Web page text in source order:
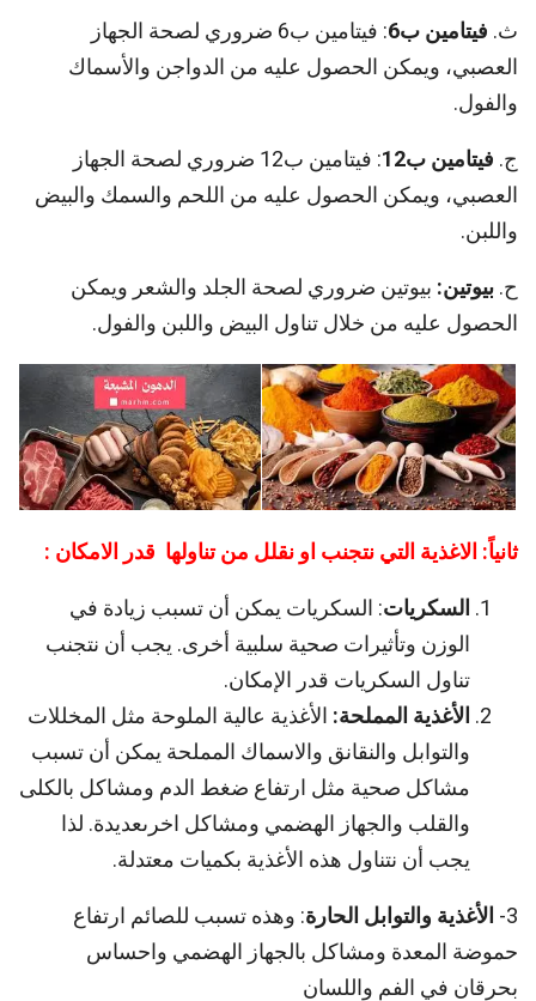
ث. فيتامين ب6
: فيتامين ب6 ضروري لصحة الجهاز
العصبي، ويمكن الحصول عليه من الدواجن والأسماك
والفول.
ج. فيتامين ب12
: فيتامين ب12 ضروري لصحة الجهاز
العصبي، ويمكن الحصول عليه من اللحم والسمك والبيض
واللبن.
ح. بيوتين: بيوتين ضروري لصحة الجلد والشعر ويمكن
الحصول عليه من خلال تناول البيض واللبن والفول.
ثانياً: الاغذية التي نتجنب او نقلل من تناولها قدر الامكان :
السكريات: السكريات يمكن أن تسبب زيادة في
الوزن وتأثيرات صحية سلبية أخرى. يجب أن نتجنب
تناول السكريات قدر الإمكان.
الأغذية المملحة: الأغذية عالية الملوحة مثل المخللات
والتوابل والنقانق والاسماك المملحة يمكن أن تسبب
مشاكل صحية مثل ارتفاع ضغط الدم ومشاكل بالكلى
والقلب والجهاز الهضمي ومشاكل اخرىعديدة. لذا
يجب أن نتناول هذه الأغذية بكميات معتدلة.
3- الأغذية والتوابل الحارة: وهذه تسبب للصائم ارتفاع
حموضة المعدة ومشاكل بالجهاز الهضمي واحساس
بحرقان في الفم واللسان